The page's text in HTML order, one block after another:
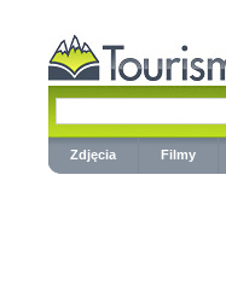
Zdjęcia Filmy